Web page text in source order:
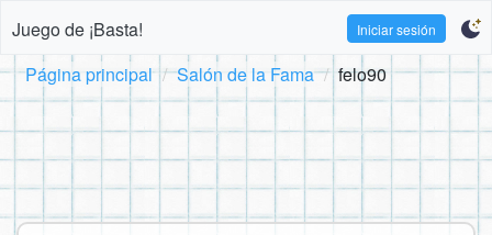
Juego de ¡Basta! Iniciar sesión
Página principal Salón de la Fama felo90